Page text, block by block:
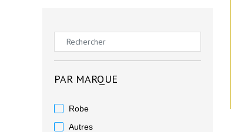
PAR MARQUE
Robe
Autres